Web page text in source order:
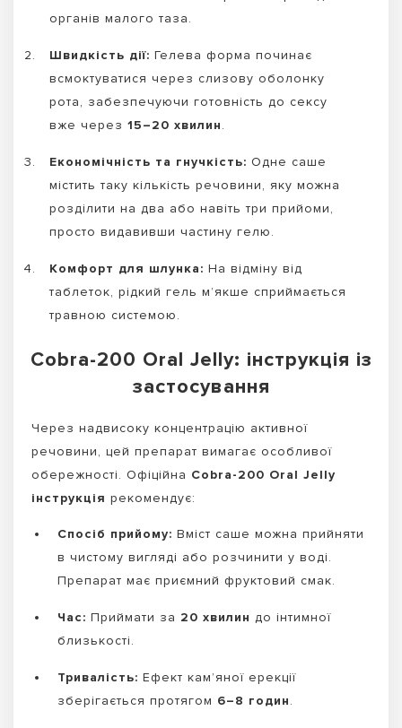
органів малого таза.
Швидкість дії: Гелева форма починає
всмоктуватися через слизову оболонку
рота, забезпечуючи готовність до сексу
вже через 15–20 хвилин.
Економічність та гнучкість: Одне саше
містить таку кількість речовини, яку можна
розділити на два або навіть три прийоми,
просто видавивши частину гелю.
Комфорт для шлунка: На відміну від
таблеток, рідкий гель м’якше сприймається
травною системою.
Cobra-200 Oral Jelly: інструкція із
застосування
Через надвисоку концентрацію активної
речовини, цей препарат вимагає особливої
обережності. Офіційна Cobra-200 Oral Jelly
інструкція рекомендує:
Спосіб прийому: Вміст саше можна прийняти
в чистому вигляді або розчинити у воді.
Препарат має приємний фруктовий смак.
Час: Приймати за 20 хвилин до інтимної
близькості.
Тривалість: Ефект кам’яної ерекції
зберігається протягом 6–8 годин.